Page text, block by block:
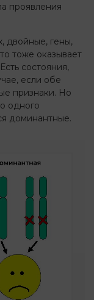
проявления
двойные, гены,
тоже оказывает
состояния,
если обе
признаки. Но
одного
доминантные.